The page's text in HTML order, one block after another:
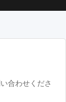
合わせくださ